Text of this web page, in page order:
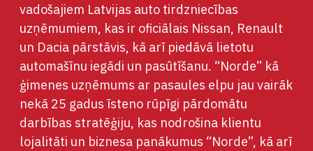
vadošajiem Latvijas auto tirdzniecības
uzņēmumiem, kas ir oficiālais Nissan, Renault
un Dacia pārstāvis, kā arī piedāvā lietotu
automašīnu iegādi un pasūtīšanu. “Norde” kā
ģimenes uzņēmums ar pasaules elpu jau vairāk
nekā 25 gadus īsteno rūpīgi pārdomātu
darbības stratēģiju, kas nodrošina klientu
lojalitāti un biznesa panākumus “Norde”, kā arī